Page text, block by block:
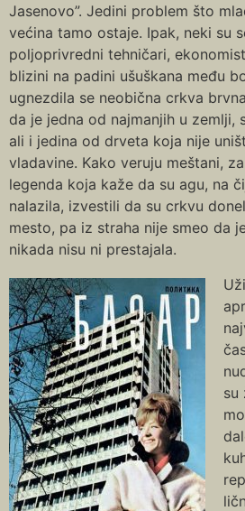
Jasenovo”. Jedini problem što
većina tamo ostaje. Ipak, neki su
poljoprivredni tehničari,
blizini na padini ušuškana među
ugnezdila se neobična crkva
da je jedna od najmanjih u zemlji,
ali i jedina od drveta koja nije
vladavine. Kako veruju meštani,
legenda koja kaže da su agu, na
nalazila, izvestili da su crkvu
mesto, pa iz straha nije smeo da
nikada nisu ni prestajala.
su